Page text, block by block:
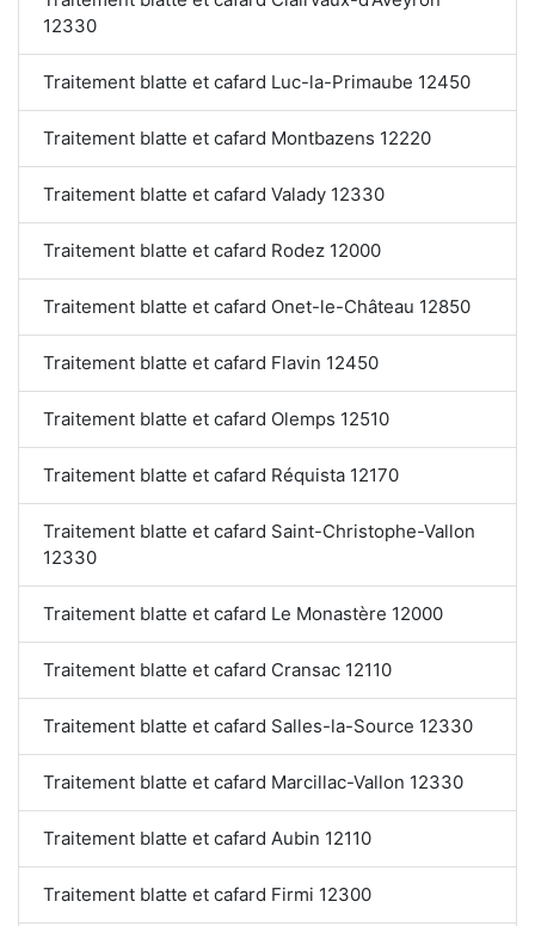
12330
Traitement blatte et cafard Luc-la-Primaube 12450
Traitement blatte et cafard Montbazens 12220
Traitement blatte et cafard Valady 12330
Traitement blatte et cafard Rodez 12000
Traitement blatte et cafard Onet-le-Château 12850
Traitement blatte et cafard Flavin 12450
Traitement blatte et cafard Olemps 12510
Traitement blatte et cafard Réquista 12170
Traitement blatte et cafard Saint-Christophe-Vallon
12330
Traitement blatte et cafard Le Monastère 12000
Traitement blatte et cafard Cransac 12110
Traitement blatte et cafard Salles-la-Source 12330
Traitement blatte et cafard Marcillac-Vallon 12330
Traitement blatte et cafard Aubin 12110
Traitement blatte et cafard Firmi 12300